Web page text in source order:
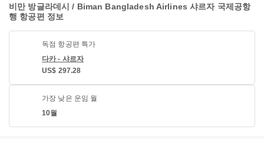
비만 방글라데시 / Biman Bangladesh Airlines 샤르자 국제공항
행 항공편 정보
독점 항공편 특가
다카 - 샤르자
US$ 297.28
가장 낮은 운임 월
10월